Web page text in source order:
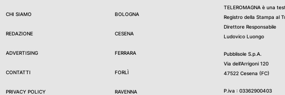
CHI SIAMO
REDAZIONE
ADVERTISING
CONTATTI
PRIVACY POLICY
BOLOGNA
CESENA
FERRARA
FORLÌ
RAVENNA
TELEROMAGNA è una
Registro della Stampa al
Direttore Responsabile
Ludovico Luongo
Pubblisole S.p.A.
Via dell’Arrigoni 120
47522 Cesena (FC)
P.iva : 03362900403